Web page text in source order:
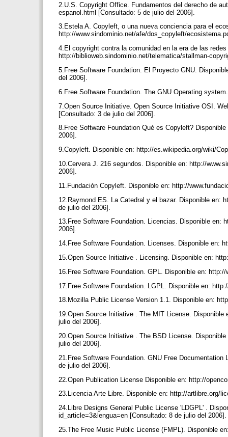
2.U.S. Copyright Office. Fundamentos del derecho de
espanol.html [Consultado: 5 de julio del 2006].
3.Estela A. Copyleft, o una nueva conciencia para el
http://www.sindominio.net/afe/dos_copyleft/
4.El copyright contra la comunidad en la era de las
http://biblioweb.sindominio.net/telematica/stallman-
5.Free Software Foundation. El Proyecto GNU.
del 2006].
6.Free Software Foundation. The GNU Operating
7.Open Source Initiative. Open Source Initiative OSI.
[Consultado: 3 de julio del 2006].
8.Free Software Foundation Qué es Copyleft?
2006].
9.Copyleft. Disponible en: http://es.wikipedia.org/wiki/
10.Cervera J. 216 segundos. Disponible en: http://
2006].
11.Fundación Copyleft. Disponible en: http://
12.Raymond ES. La Catedral y el bazar. Disponible en:
de julio del 2006].
13.Free Software Foundation. Licencias. Disponible en:
2006].
14.Free Software Foundation. Licenses. Disponible en:
15.Open Source Initiative . Licensing. Disponible en:
16.Free Software Foundation. GPL. Disponible en:
17.Free Software Foundation. LGPL. Disponible en:
18.Mozilla Public License Version 1.1. Disponible en:
19.Open Source Initiative . The MIT License.
julio del 2006].
20.Open Source Initiative . The BSD License.
julio del 2006].
21.Free Software Foundation. GNU Free
de julio del 2006].
22.Open Publication License Disponible en: http://
23.Licencia Arte Libre. Disponible en: http://artlibre.org/
24.Libre Designs General Public License 'LDGPL' .
id_article=3&lengua=en [Consultado: 8 de julio del 2006].
25.The Free Music Public License (FMPL). Disponible